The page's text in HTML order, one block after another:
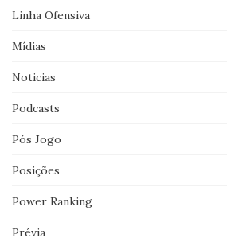
Linha Ofensiva
Mídias
Noticias
Podcasts
Pós Jogo
Posições
Power Ranking
Prévia